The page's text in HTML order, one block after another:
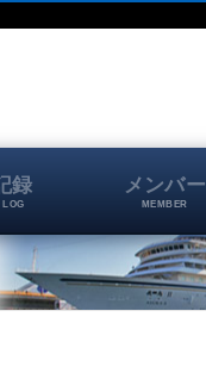
録
LOG
メンバー
MEMBER